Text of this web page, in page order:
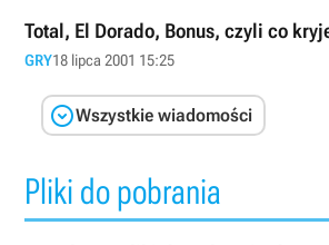
Total, El Dorado, Bonus, czyli co
GRY18 lipca 2001 15:25
Wszystkie wiadomości
Pliki do pobrania